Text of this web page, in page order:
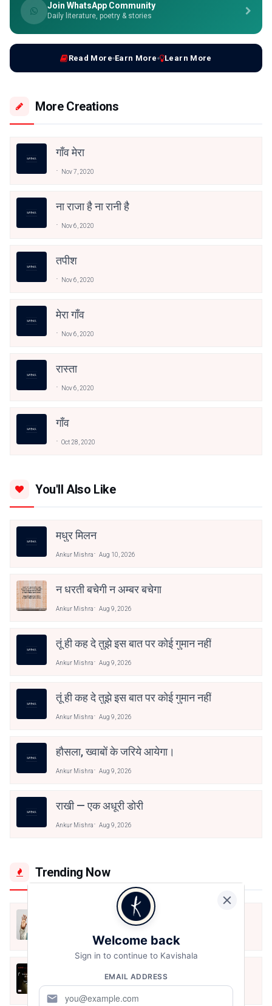
Join WhatsApp Community
Daily literature, poetry & stories
Read More Earn More Learn More
More Creations
गाँव मेरा
Nov 7, 2020
ना राजा है ना रानी है
Nov 6, 2020
तपीश
Nov 6, 2020
मेरा गाँव
Nov 6, 2020
रास्ता
Nov 6, 2020
गाँव
Oct 28, 2020
You'll Also Like
मधुर मिलन
Ankur Mishra Aug 10, 2026
न धरती बचेगी न अम्बर बचेगा
Ankur Mishra Aug 9, 2026
तूं ही कह दे तुझे इस बात पर कोई गुमान नहीं
Ankur Mishra Aug 9, 2026
तूं ही कह दे तुझे इस बात पर कोई गुमान नहीं
Ankur Mishra Aug 9, 2026
हौसला, ख्वाबों के जरिये आयेगा।
Ankur Mishra Aug 9, 2026
राखी — एक अधूरी डोरी
Ankur Mishra Aug 9, 2026
Trending Now
मैं शून्य पे सवार हूँ
Jun 16, 2020
अंतिम ऊँचाई - कुँवर नारायण | Stay Home
Stay Safe | TVF's Aspirants
Welcome back
Sign in to continue to Kavishala
EMAIL ADDRESS
mail